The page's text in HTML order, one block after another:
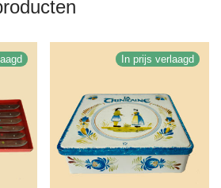
In prijs verlaagd